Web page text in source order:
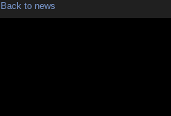
Back to news